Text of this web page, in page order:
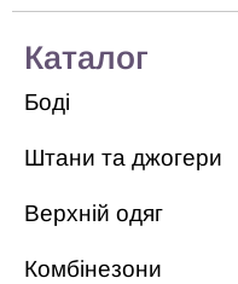
Каталог
Боді
Штани та джогери
Верхній одяг
Комбінезони